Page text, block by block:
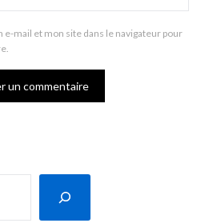
mail et mon site dans le navigateur pour